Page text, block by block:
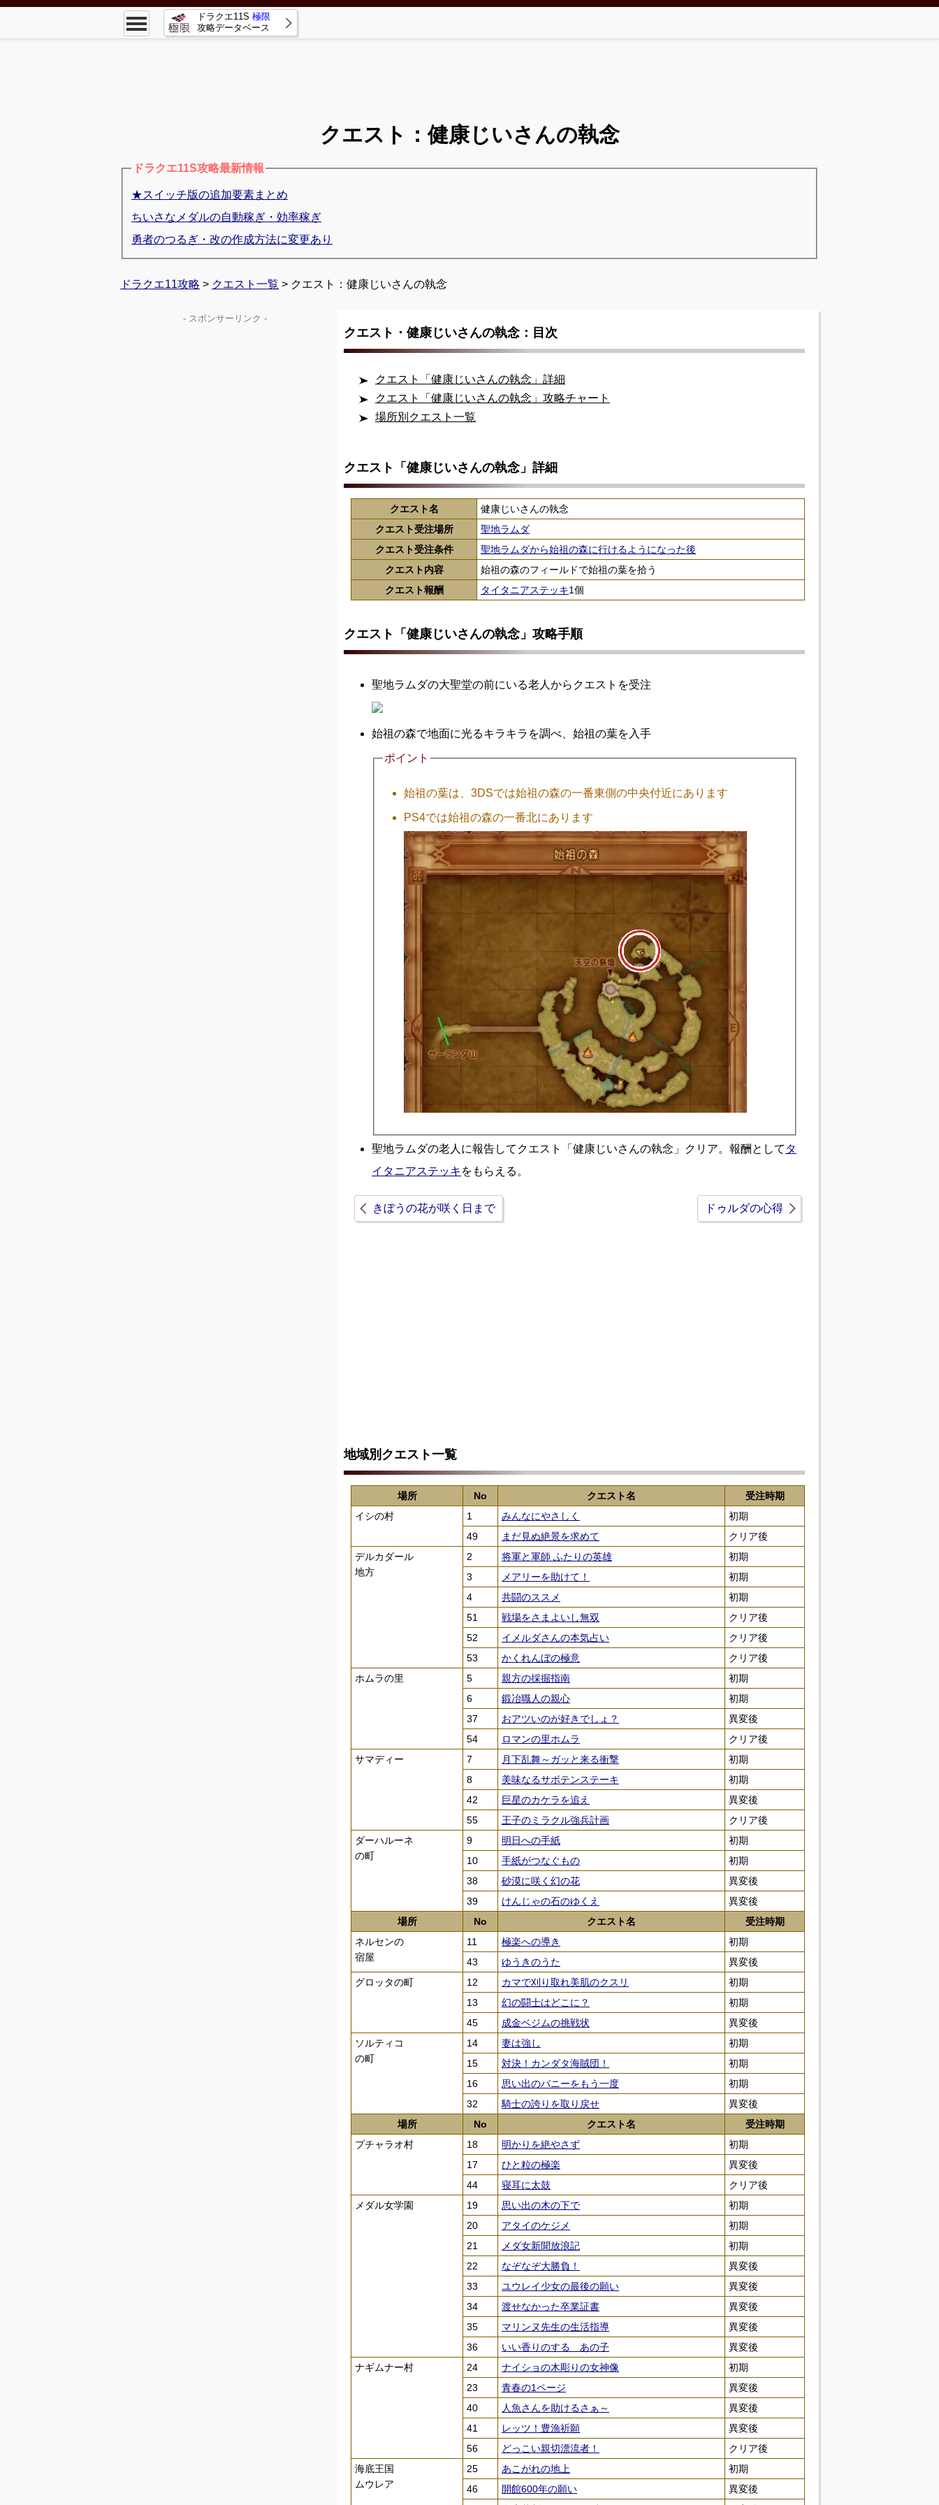
ドラクエ11S 極限
攻略データベース
クエスト：健康じいさんの執念
ドラクエ11S攻略最新情報
★スイッチ版の追加要素まとめ
ちいさなメダルの自動稼ぎ・効率稼ぎ
勇者のつるぎ・改の作成方法に変更あり
ドラクエ11攻略 > クエスト一覧 > クエスト：健康じいさんの執念
クエスト・健康じいさんの執念：目次
クエスト「健康じいさんの執念」詳細
クエスト「健康じいさんの執念」攻略チャート
場所別クエスト一覧
クエスト「健康じいさんの執念」詳細
クエスト名
健康じいさんの執念
クエスト受注場所
聖地ラムダ
クエスト受注条件
聖地ラムダから始祖の森に行けるようになった後
クエスト内容
始祖の森のフィールドで始祖の葉を拾う
クエスト報酬
タイタニアステッキ1個
クエスト「健康じいさんの執念」攻略手順
聖地ラムダの大聖堂の前にいる老人からクエストを受注
始祖の森で地面に光るキラキラを調べ、始祖の葉を入手
ポイント
始祖の葉は、3DSでは始祖の森の一番東側の中央付近にあります
PS4では始祖の森の一番北にあります
聖地ラムダの老人に報告してクエスト「健康じいさんの執念」クリア。報酬として タ
イタニアステッキ をもらえる。
きぼうの花が咲く日まで ドゥルダの心得
地域別クエスト一覧
場所 No クエスト名
受注時期
イシの村
1 みんなにやさしく
初期
49
まだ見ぬ絶景を求めて
クリア後
デルカダール
地方
2 将軍と軍師 ふたりの英雄
初期
3
メアリーを助けて！
初期
4
共闘のススメ
初期
51
戦場をさまよいし無双
クリア後
52
イメルダさんの本気占い
クリア後
53
かくれんぼの極意
クリア後
ホムラの里
5 親方の採掘指南
初期
6
鍛冶職人の親心
初期
37
おアツいのが好きでしょ？
異変後
54
ロマンの里ホムラ
クリア後
サマディー
7 月下乱舞～ガッと来る衝撃
初期
8
美味なるサボテンステーキ
初期
42
巨星のカケラを追え
異変後
55
王子のミラクル強兵計画
クリア後
ダーハルーネ
の町
9 明日への手紙
初期
10
手紙がつなぐもの
初期
38
砂漠に咲く幻の花
異変後
39
けんじゃの石のゆくえ
異変後
場所
No クエスト名
受注時期
ネルセンの
宿屋
11 極楽への導き
初期
43
ゆうきのうた
異変後
グロッタの町
12 カマで刈り取れ美肌のクスリ
初期
13
幻の闘士はどこに？
初期
45
成金ベジムの挑戦状
異変後
ソルティコ
の町
14 妻は強し
初期
15
対決！カンダタ海賊団！
初期
16
思い出のバニーをもう一度
初期
32
騎士の誇りを取り戻せ
異変後
場所
No クエスト名
受注時期
プチャラオ村
18 明かりを絶やさず
初期
17
ひと粒の極楽
異変後
44
寝耳に太鼓
クリア後
メダル女学園
19 思い出の木の下で
初期
20
アタイのケジメ
初期
21
メダ女新聞放浪記
初期
22
なぞなぞ大勝負！
異変後
33
ユウレイ少女の最後の願い
異変後
34
渡せなかった卒業証書
異変後
35
マリンヌ先生の生活指導
異変後
36
いい香りのする あの子
異変後
ナギムナー村
24 ナイショの木彫りの女神像
初期
23
青春の1ページ
異変後
40
人魚さんを助けるさぁ～
異変後
41
レッツ！豊漁祈願
異変後
56
どっこい親切漂流者！
クリア後
海底王国
ムウレア
25 あこがれの地上
初期
46
開館600年の願い
異変後
- スポンサーリンク -